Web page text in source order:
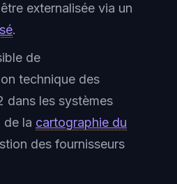
externalisée via un
.
de
technique des
dans les systèmes
de la cartographie du
des fournisseurs